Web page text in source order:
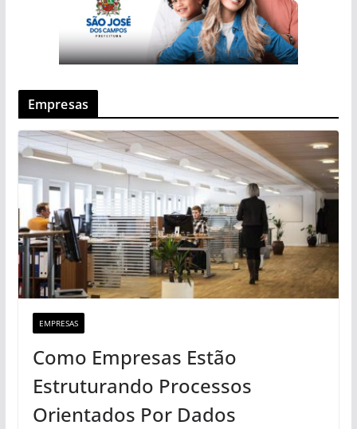
Empresas
EMPRESAS
Como Empresas Estão
Estruturando Processos
Orientados Por Dados